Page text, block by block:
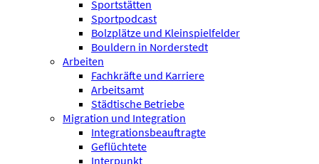
Sportstätten
Sportpodcast
Bolzplätze und Kleinspielfelder
Bouldern in Norderstedt
Arbeiten
Fachkräfte und Karriere
Arbeitsamt
Städtische Betriebe
Migration und Integration
Integrationsbeauftragte
Geflüchtete
Interpunkt